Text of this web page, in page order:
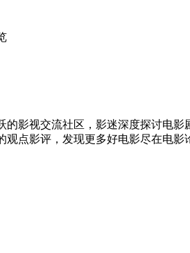
影视交流社区，影迷深度探讨电
观点影评，发现更多好电影尽在电影